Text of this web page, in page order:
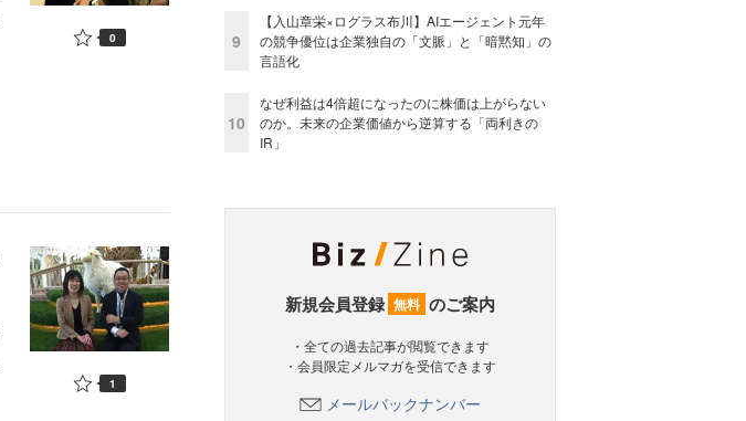
0
1
9
【入山章栄×ログラス布川】AIエージェント元年
の競争優位は企業独自の「文脈」と「暗黙知」の
言語化
10
なぜ利益は4倍超になったのに株価は上がらない
のか。未来の企業価値から逆算する「両利きの
IR」
新規会員登録 無料 のご案内
・全ての過去記事が閲覧できます
・会員限定メルマガを受信できます
メールバックナンバー